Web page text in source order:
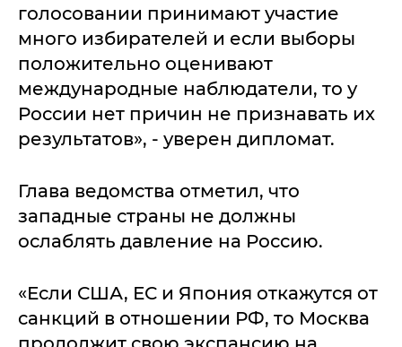
голосовании принимают участие
много избирателей и если выборы
положительно оценивают
международные наблюдатели, то у
России нет причин не признавать их
результатов», - уверен дипломат.
Глава ведомства отметил, что
западные страны не должны
ослаблять давление на Россию.
«Если США, ЕС и Япония откажутся от
санкций в отношении РФ, то Москва